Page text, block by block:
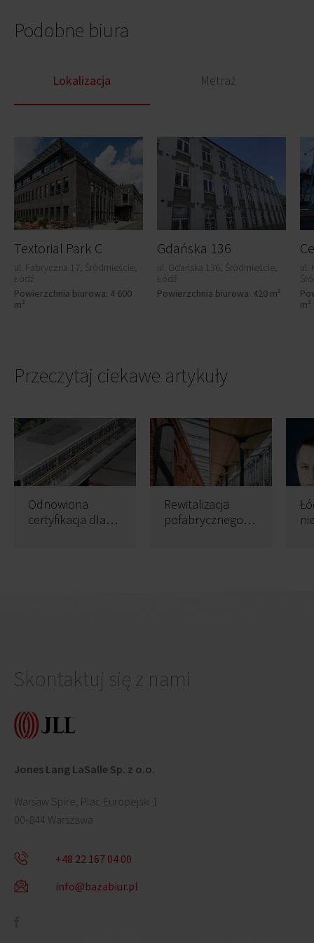
Podobne biura
Lokalizacja Metraż
Textorial Park C
ul. Fabryczna 17, Śródmieście,
Łódź
Powierzchnia biurowa: 4 600
m²
Gdańska 136
ul. Gdańska 136, Śródmieście,
Łódź
Powierzchnia biurowa: 420 m²
ul.
m²
Przeczytaj ciekawe artykuły
Odnowiona
certyfikacja dla
Rewitalizacja
pofabrycznego
Skontaktuj się z nami
Jones Lang LaSalle Sp. z o.o.
Warsaw Spire, Plac Europejski 1
00-844 Warszawa
+48 22 167 04 00
info@bazabiur.pl